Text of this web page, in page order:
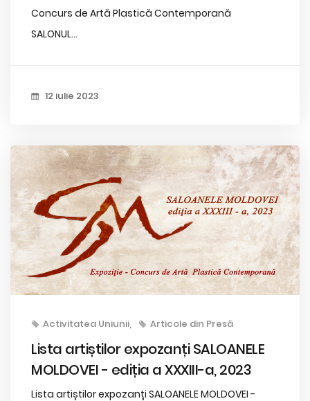
Concurs de Artă Plastică Contemporană
SALONUL...
12 iulie 2023
Activitatea Uniunii Articole din Presă
Lista artiștilor expozanți SALOANELE
MOLDOVEI - ediția a XXXIII-a, 2023
Lista artiștilor expozanți SALOANELE MOLDOVEI -